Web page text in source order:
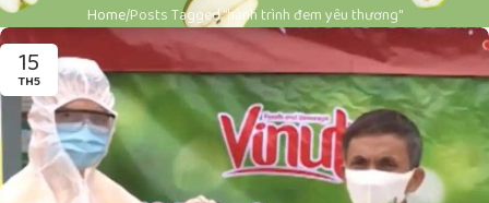
HomePosts Tagged "hành trình đem yêu thương"
15
TH5